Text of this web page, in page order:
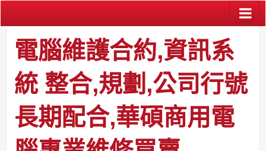
電腦維護合約,資訊系
統 整合,規劃,公司行號
長期配合,華碩商用電